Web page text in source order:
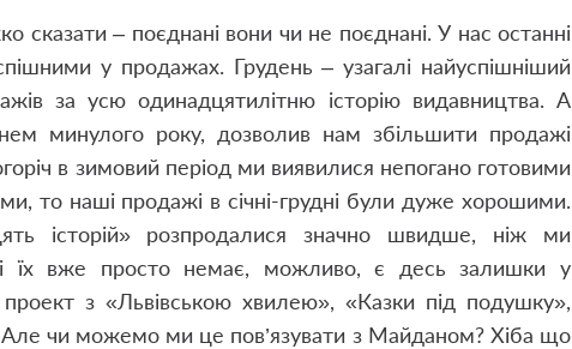
– поєднані вони чи не поєднані. У нас останні
у продажах. Грудень – узагалі найуспішніший
за усю одинадцятилітню історію видавництва. А
минулого року, дозволив нам збільшити продажі
в зимовий період ми виявилися непогано готовими
то наші продажі в січні-грудні були дуже хорошими.
історій» розпродалися значно швидше, ніж ми
їх вже просто немає, можливо, є десь залишки у
з «Львівською хвилею», «Казки під подушку»,
Але чи можемо ми це пов’язувати з Майданом? Хіба що